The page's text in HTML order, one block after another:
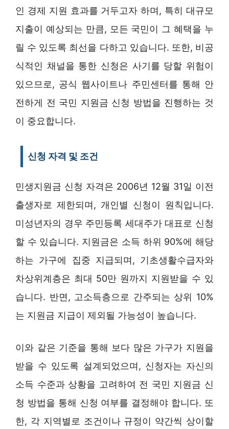
인 경제 지원 효과를 거두고자 하며, 특히 대규모
지출이 예상되는 만큼, 모든 국민이 그 혜택을 누
릴 수 있도록 최선을 다하고 있습니다. 또한, 비공
식적인 채널을 통한 신청은 사기를 당할 위험이
있으므로, 공식 웹사이트나 주민센터를 통해 안
전하게 전 국민 지원금 신청 방법을 진행하는 것
이 중요합니다.
신청 자격 및 조건
민생지원금 신청 자격은 2006년 12월 31일 이전
출생자로 제한되며, 개인별 신청이 원칙입니다.
미성년자의 경우 주민등록 세대주가 대표로 신청
할 수 있습니다. 지원금은 소득 하위 90%에 해당
하는 가구에 집중 지급되며, 기초생활수급자와
차상위계층은 최대 50만 원까지 지원받을 수 있
습니다. 반면, 고소득층으로 간주되는 상위 10%
는 지원금 지급이 제외될 가능성이 높습니다.
이와 같은 기준을 통해 보다 많은 가구가 지원을
받을 수 있도록 설계되었으며, 신청자는 자신의
소득 수준과 상황을 고려하여 전 국민 지원금 신
청 방법을 통해 신청 여부를 결정해야 합니다. 또
한, 각 지역별로 조건이나 규정이 약간씩 상이할